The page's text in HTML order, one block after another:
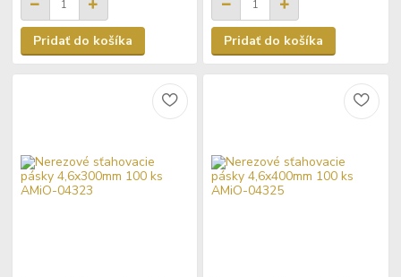
Pridať do košíka Pridať do košíka